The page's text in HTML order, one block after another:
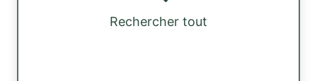
Rechercher tout